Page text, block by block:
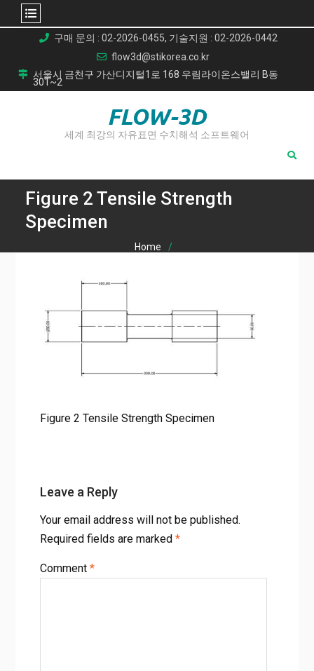
content
구매 문의 : 02-2026-0455, 기술지원 : 02-2026-0442
flow3d@stikorea.co.kr
서울시 금천구 가산디지털1로 168 우림라이온스밸리 B동
301~2
FLOW-3D
세계 최강의 자유표면 수치해석 소프트웨어
Figure 2 Tensile Strength
Specimen
Home
발 및 기계적 특성 분석
Figure 2 Tensile Strength Specimen
Leave a Reply
Your email address will not be published.
Required fields are marked *
Comment *